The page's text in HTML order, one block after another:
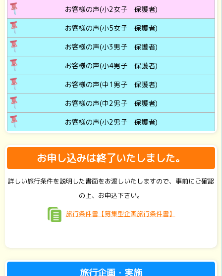
お客様の声(小2女子 保護者)
お客様の声(小5女子 保護者)
お客様の声(小3男子 保護者)
お客様の声(小4男子 保護者)
お客様の声(中1男子 保護者)
お客様の声(中2男子 保護者)
お客様の声(小2男子 保護者)
お申し込みは終了いたしました。
詳しい旅行条件を説明した書面をお渡しいたしますので、事前にご確認
の上、お申込下さい。
旅行条件書【募集型企画旅行条件書】
旅行企画・実施